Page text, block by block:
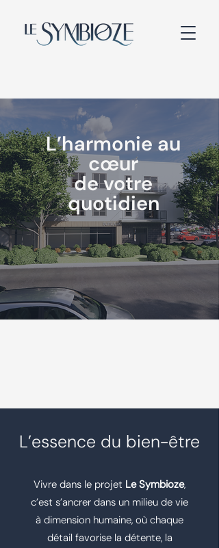
L’harmonie au
cœur
de votre
quotidien
L’essence du bien-être
Vivre dans le projet Le Symbioze,
c’est s’ancrer dans un milieu de vie
à dimension humaine, où chaque
détail favorise la détente, la